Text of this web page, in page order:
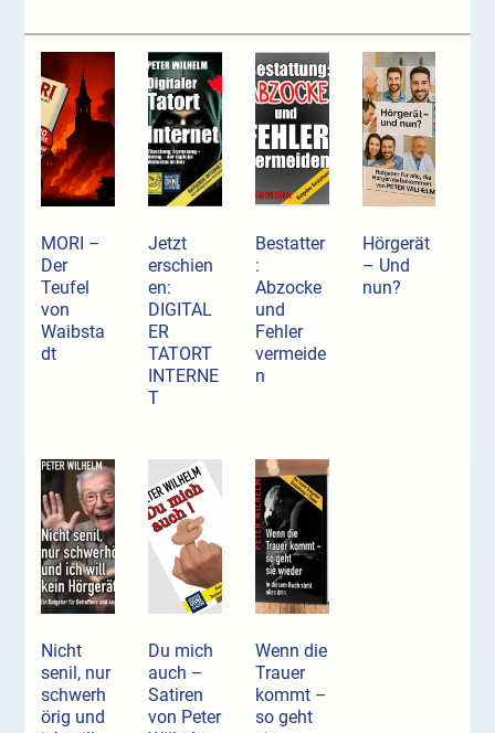
MORI –
Der
Teufel
von
Waibsta
dt
Jetzt
erschien
en:
DIGITAL
ER
TATORT
INTERNE
T
Bestatter
:
Abzocke
und
Fehler
vermeide
n
Hörgerät
– Und
nun?
Nicht
senil, nur
schwerh
örig und
Du mich
auch –
Satiren
von Peter
Wenn die
Trauer
kommt –
so geht